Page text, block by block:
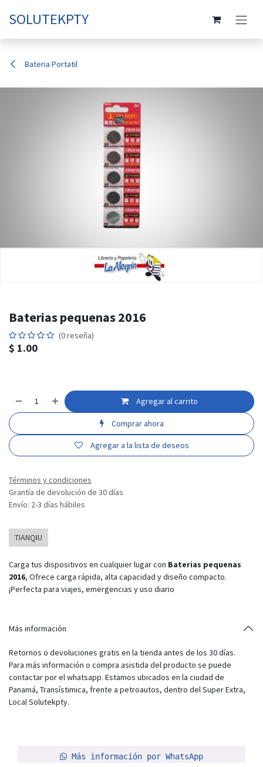
SOLUTEKPTY
Bateria Portatil
Baterias pequenas 2016
(0 reseña)
$ 1.00
Agregar al carrito
Comprar ahora
Agregar a la lista de deseos
Términos y condiciones
Grantía de devolución de 30 días
Envío: 2-3 días hábiles
TIANQIU
Carga tus dispositivos en cualquier lugar con Baterias pequenas
2016, Ofrece carga rápida, alta capacidad y diseño compacto.
¡Perfecta para viajes, emergencias y uso diario
Más información
Retornos o devoluciones gratis en la tienda antes de los 30 días.
Para más información o compra asistida del producto se puede
contactar por el whatsapp. Estamos ubicados en la ciudad de
Panamá, Transístimica, frente a petroautos, dentro del Super Extra,
Local Solutekpty.
Más información por WhatsApp